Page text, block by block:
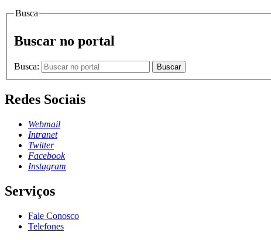
Busca
Buscar no portal
Busca: Buscar
Redes Sociais
Webmail
Intranet
Twitter
Facebook
Instagram
Serviços
Fale Conosco
Telefones